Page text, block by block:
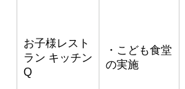
お子様レスト
ラン キッチン
Q
・こども食堂
の実施